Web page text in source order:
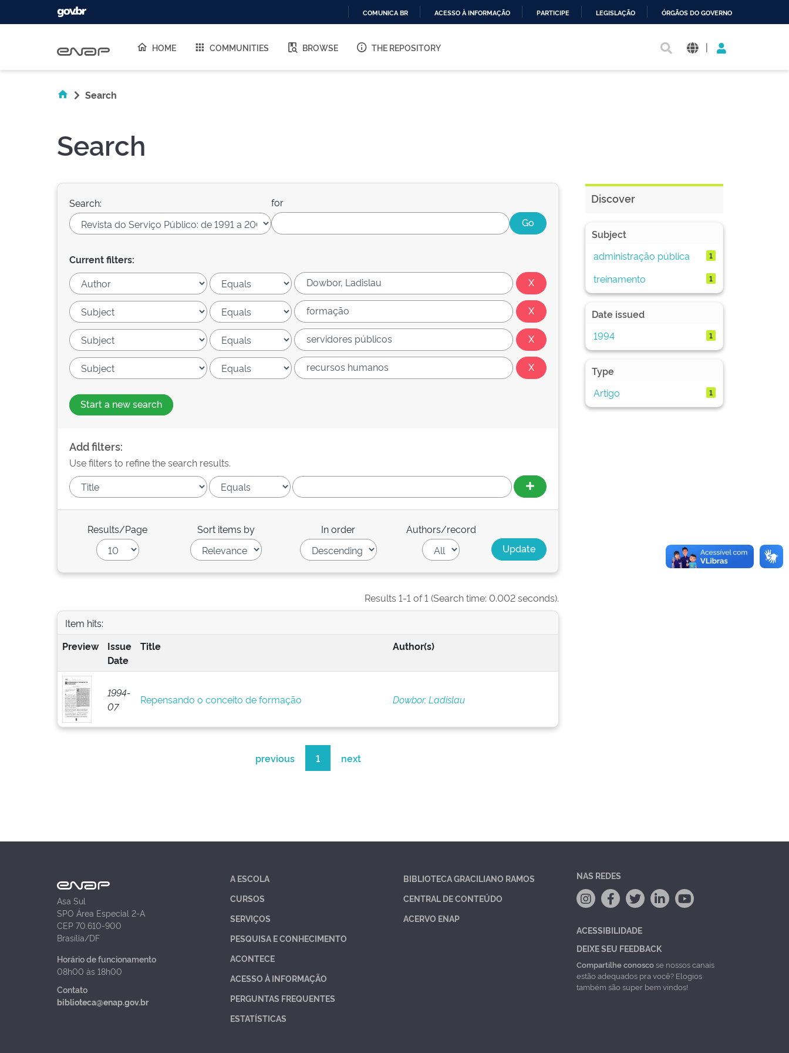
O
COMUNICA BR ACESSO À INFORMAÇÃO PARTICIPE LEGISLAÇÃO ÓRGÃOS DO GOVERNO
HOME COMMUNITIES BROWSE THE REPOSITORY |
Search
Search
Search: for
Current filters:
Start a new search
Add filters:
Use filters to refine the search results.
Results/Page Sort items by In order Authors/record
Results 1-1 of 1 (Search time: 0.002 seconds).
Item hits:
Preview
Issue
Date
Title Author(s)
1994-
07
Repensando o conceito de formação Dowbor, Ladislau
previous 1 next
Discover
Subject
administração pública
1
treinamento 1
Date issued
1994
1
Type
Artigo
1
Asa Sul
SPO Área Especial 2-A
CEP 70.610-900
Brasília/DF
Horário de funcionamento
08h00 às 18h00
Contato
biblioteca@enap.gov.br
A ESCOLA
CURSOS
SERVIÇOS
PESQUISA E CONHECIMENTO
ACONTECE
ACESSO À INFORMAÇÃO
PERGUNTAS FREQUENTES
ESTATÍSTICAS
BIBLIOTECA GRACILIANO RAMOS
CENTRAL DE CONTEÚDO
ACERVO ENAP
NAS REDES
ACESSIBILIDADE
DEIXE SEU FEEDBACK
Compartilhe conoscose nossos canais
estão adequados pra você? Elogios
também são super bem vindos!